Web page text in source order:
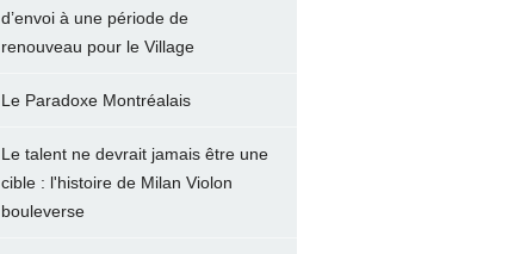
d’envoi à une période de
renouveau pour le Village
Le Paradoxe Montréalais
Le talent ne devrait jamais être une
cible : l'histoire de Milan Violon
bouleverse